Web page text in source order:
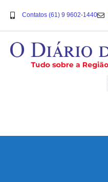
Contatos (61) 9 9602-1440